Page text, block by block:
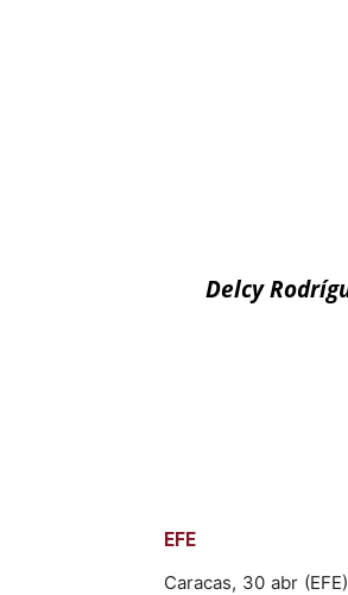
Delcy
EFE
Caracas, 30 abr